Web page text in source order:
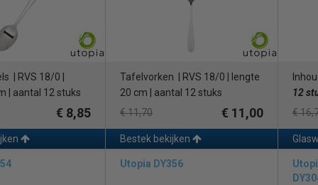
| RVS 18/0 |
| aantal 12 stuks
€ 8,85
Tafelvorken | RVS 18/0 | lengte
20 cm | aantal 12 stuks
€ 11,70
€ 11,00
Bestek bekijken
12
€
Utopia DY356